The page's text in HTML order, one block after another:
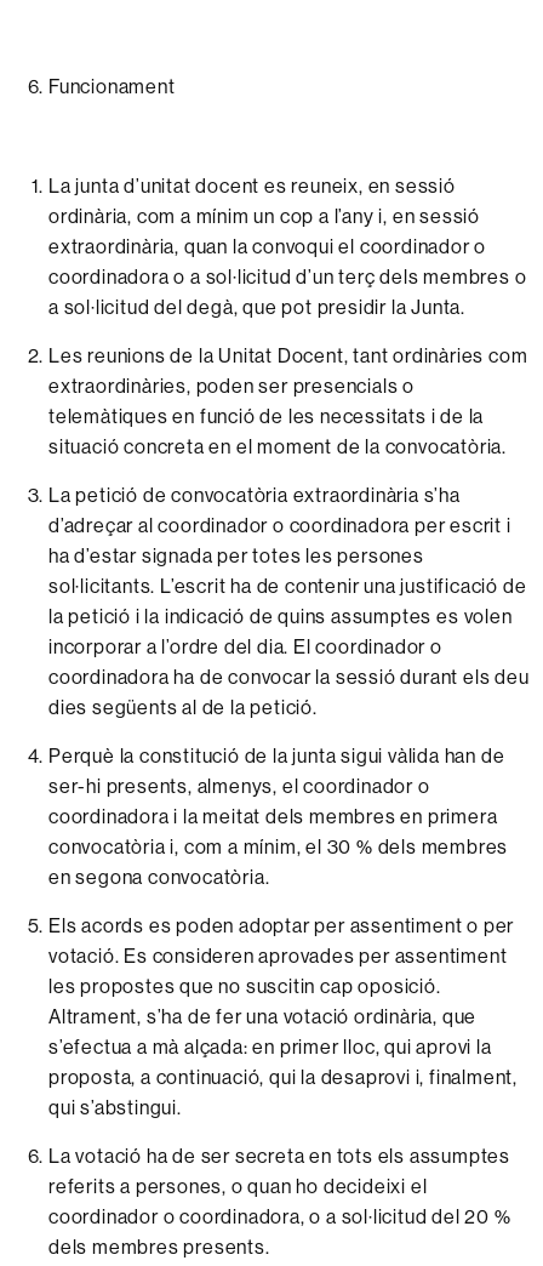
Funcionament
Lajunta d’unitat docent esreuneix, ensessió
ordinària, com a mínim un cop a l’any i, ensessió
extraordinària, quan laconvoqui el coordinadoro
coordinadora o a sol·licitud d’un terçdels membres o
a sol·licitud del degà, que pot presidir la Junta.
Les reunions de la Unitat Docent, tant ordinàries com
extraordinàries, poden ser presencials o
telemàtiques en funció de les necessitats i de la
situació concreta en el moment de la convocatòria.
Lapetició deconvocatòria extraordinària s’ha
d’adreçar al coordinador o coordinadora perescrit i
ha d’estar signada per totes lespersones
sol·licitants. L’escrit ha de conteniruna justificació de
lapetició i la indicació de quins assumptes es volen
incorporar a l’ordre del dia. El coordinador o
coordinadora ha deconvocarla sessió durant els deu
dies següents al de la petició.
Perquè laconstitució de la junta sigui vàlida han de
ser-hi presents, almenys, elcoordinador o
coordinadora i lameitat dels membres en primera
convocatòria i, com a mínim, el 30 % dels membres
ensegona convocatòria.
Elsacords es poden adoptar per assentiment o per
votació. Es consideren aprovades per assentiment
les propostes que no suscitin cap oposició.
Altrament, s’ha deferuna votacióordinària, que
s’efectua a mà alçada: en primer lloc, qui aprovi la
proposta, a continuació, qui la desaprovi i, finalment,
qui s’abstingui.
La votació ha de ser secreta en tots els assumptes
referits a persones, oquan ho decideixi el
coordinadorocoordinadora, o a sol·licitud del 20 %
dels membres presents.